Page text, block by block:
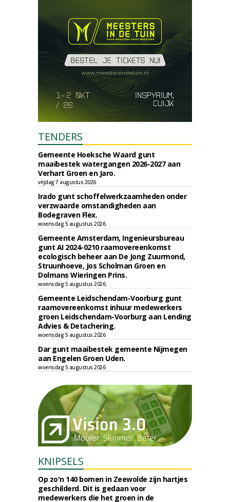
TENDERS
Gemeente Hoeksche Waard gunt
maaibestek watergangen 2026-2027 aan
Verhart Groen en Jaro.
vrijdag 7 augustus 2026
Irado gunt schoffelwerkzaamheden onder
verzwaarde omstandigheden aan
Bodegraven Flex.
woensdag 5 augustus 2026
Gemeente Amsterdam, Ingenieursbureau
gunt AI 2024-0210 raamovereenkomst
ecologisch beheer aan De Jong Zuurmond,
Struunhoeve, Jos Scholman Groen en
Dolmans Wieringen Prins.
woensdag 5 augustus 2026
Gemeente Leidschendam-Voorburg gunt
raamovereenkomst inhuur medewerkers
groen Leidschendam-Voorburg aan Lending
Advies & Detachering.
woensdag 5 augustus 2026
Dar gunt maaibestek gemeente Nijmegen
aan Engelen Groen Uden.
woensdag 5 augustus 2026
KNIPSELS
Op zo'n 140 bomen in Zeewolde zijn hartjes
geschilderd. Dit is gedaan voor
medewerkers die het groen in de